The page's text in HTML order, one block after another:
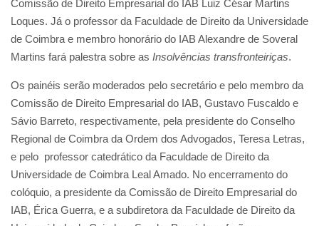
Comissão de Direito Empresarial do IAB Luiz César Martins
Loques. Já o professor da Faculdade de Direito da Universidade
de Coimbra e membro honorário do IAB Alexandre de Soveral
Martins fará palestra sobre as Insolvências transfronteiriças.
Os painéis serão moderados pelo secretário e pelo membro da
Comissão de Direito Empresarial do IAB, Gustavo Fuscaldo e
Sávio Barreto, respectivamente, pela presidente do Conselho
Regional de Coimbra da Ordem dos Advogados, Teresa Letras,
e pelo professor catedrático da Faculdade de Direito da
Universidade de Coimbra Leal Amado. No encerramento do
colóquio, a presidente da Comissão de Direito Empresarial do
IAB, Érica Guerra, e a subdiretora da Faculdade de Direito da